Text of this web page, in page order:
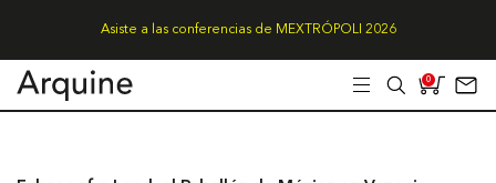
Asiste a las conferencias de MEXTRÓPOLI 2026
0